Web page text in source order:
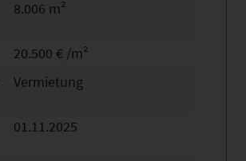
8.006 m²
20.500 € /m²
Vermietung
01.11.2025